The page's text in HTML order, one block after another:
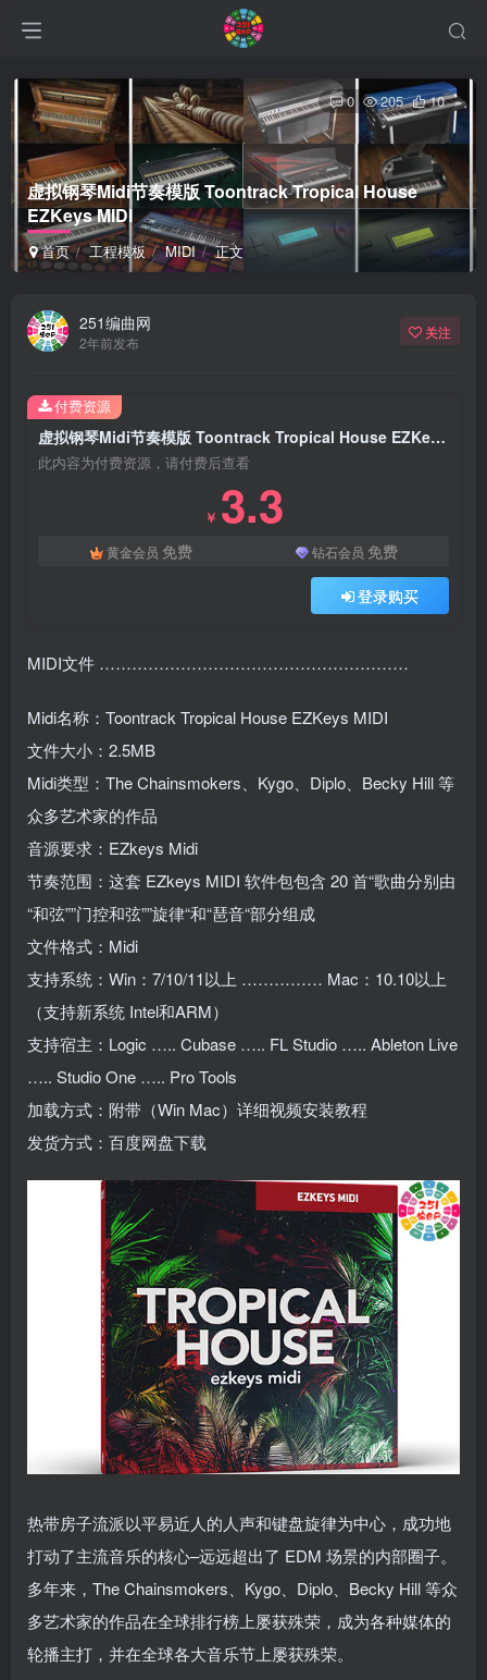
虚拟钢琴Midi节奏模版 Toontrack Tropical House
EZKeys MIDI
首页 工程模板 MIDI 正文
0 205 10
251编曲网
2年前发布
关注
虚拟钢琴Midi节奏模版 Toontrack Tropical House EZKeys MIDI
此内容为付费资源，请付费后查看
￥ 3.3
黄金会员 免费 钻石会员 免费
登录购买
付费资源
MIDI文件 …………………………………………………
Midi名称：Toontrack Tropical House EZKeys MIDI
文件大小：2.5MB
Midi类型：The Chainsmokers、Kygo、Diplo、Becky Hill 等
众多艺术家的作品
音源要求：EZkeys Midi
节奏范围：这套 EZkeys MIDI 软件包包含 20 首“歌曲分别由
“和弦””门控和弦””旋律“和“琶音“部分组成
文件格式：Midi
支持系统：Win：7/10/11以上 …………… Mac：10.10以上
（支持新系统 Intel和ARM）
支持宿主：Logic ….. Cubase ….. FL Studio ….. Ableton Live
….. Studio One ….. Pro Tools
加载方式：附带（Win Mac）详细视频安装教程
发货方式：百度网盘下载
热带房子流派以平易近人的人声和键盘旋律为中心，成功地
打动了主流音乐的核心–远远超出了 EDM 场景的内部圈子。
多年来，The Chainsmokers、Kygo、Diplo、Becky Hill 等众
多艺术家的作品在全球排行榜上屡获殊荣，成为各种媒体的
轮播主打，并在全球各大音乐节上屡获殊荣。